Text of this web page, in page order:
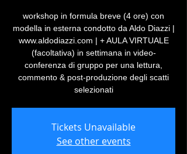
workshop in formula breve (4 ore) con
modella in esterna condotto da Aldo Diazzi |
www.aldodiazzi.com | + AULA VIRTUALE
(facoltativa) in settimana in video-
conferenza di gruppo per una lettura,
commento & post-produzione degli scatti
selezionati
Tickets Unavailable
See other events